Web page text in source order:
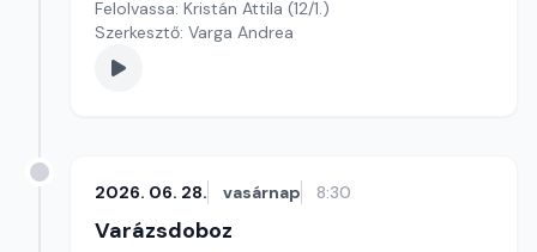
Felolvassa: Kristán Attila (12/1.)
Szerkesztő: Varga Andrea
2026. 06. 28. vasárnap 8:30
Varázsdoboz